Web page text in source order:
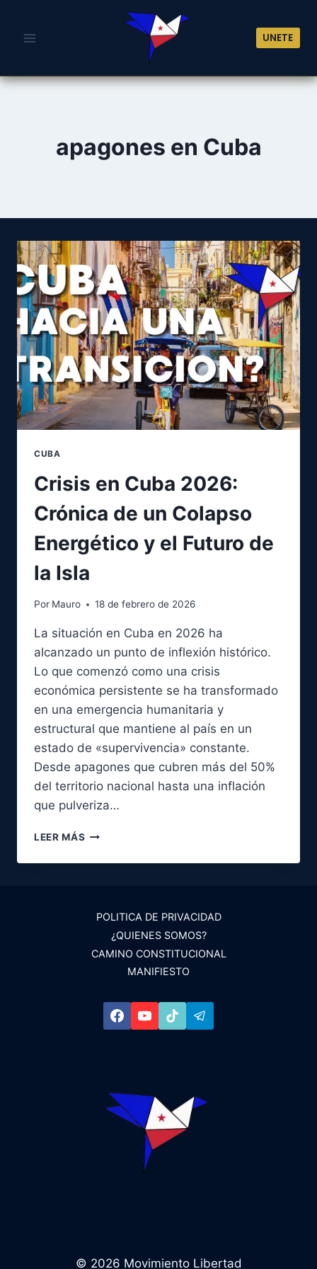
contenido
UNETE
apagones en Cuba
CUBA
Crisis en Cuba 2026:
Crónica de un Colapso
Energético y el Futuro de
la Isla
Por Mauro 18 de febrero de 2026
La situación en Cuba en 2026 ha
alcanzado un punto de inflexión histórico.
Lo que comenzó como una crisis
económica persistente se ha transformado
en una emergencia humanitaria y
estructural que mantiene al país en un
estado de «supervivencia» constante.
Desde apagones que cubren más del 50%
del territorio nacional hasta una inflación
que pulveriza…
LEER MÁS CRISIS
CUBA
UN
COLAPSO
ENERGÉTICO
POLITICA DE PRIVACIDAD
¿QUIENES SOMOS?
CAMINO CONSTITUCIONAL
MANIFIESTO
© 2026 Movimiento Libertad